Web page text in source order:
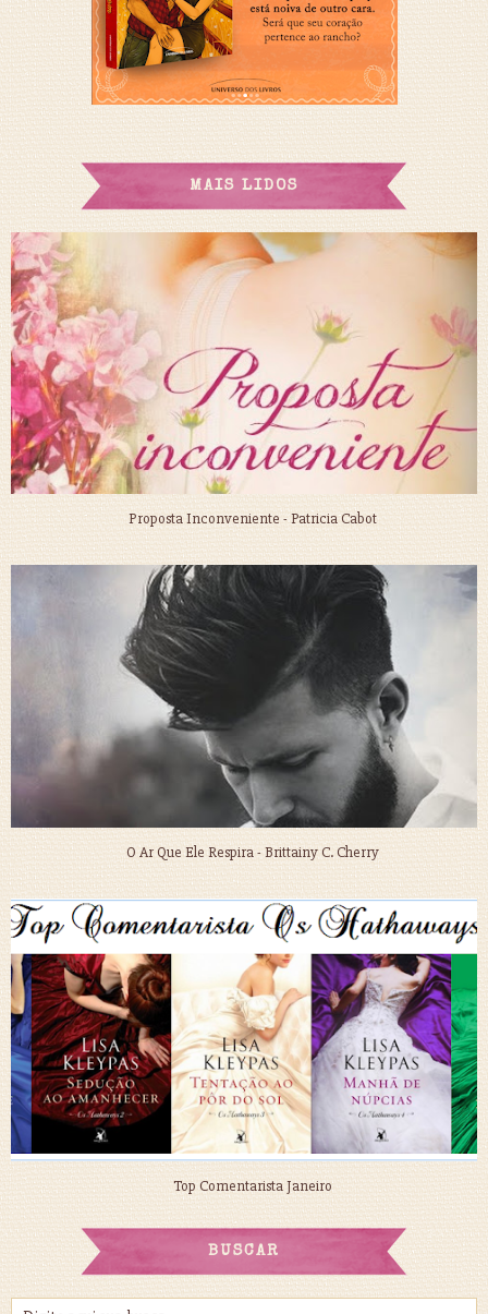
MAIS LIDOS
Proposta Inconveniente - Patricia Cabot
O Ar Que Ele Respira - Brittainy C. Cherry
Top Comentarista Janeiro
BUSCAR